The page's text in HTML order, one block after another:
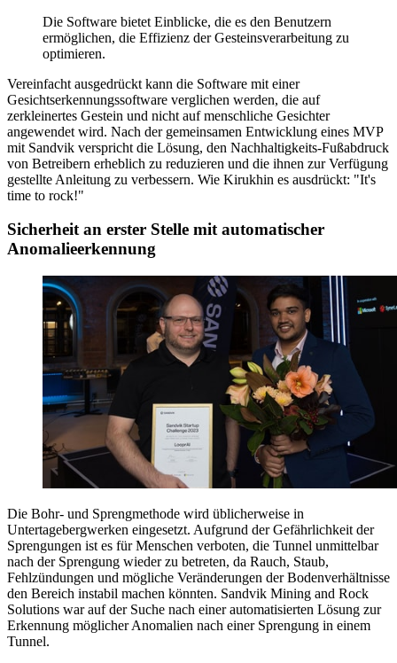
Die Software bietet Einblicke, die es den Benutzern
ermöglichen, die Effizienz der Gesteinsverarbeitung zu
optimieren.
Vereinfacht ausgedrückt kann die Software mit einer
Gesichtserkennungssoftware verglichen werden, die auf
zerkleinertes Gestein und nicht auf menschliche Gesichter
angewendet wird. Nach der gemeinsamen Entwicklung eines MVP
mit Sandvik verspricht die Lösung, den Nachhaltigkeits-Fußabdruck
von Betreibern erheblich zu reduzieren und die ihnen zur Verfügung
gestellte Anleitung zu verbessern. Wie Kirukhin es ausdrückt: "It's
time to rock!"
Sicherheit an erster Stelle mit automatischer
Anomalieerkennung
Die Bohr- und Sprengmethode wird üblicherweise in
Untertagebergwerken eingesetzt. Aufgrund der Gefährlichkeit der
Sprengungen ist es für Menschen verboten, die Tunnel unmittelbar
nach der Sprengung wieder zu betreten, da Rauch, Staub,
Fehlzündungen und mögliche Veränderungen der Bodenverhältnisse
den Bereich instabil machen könnten. Sandvik Mining and Rock
Solutions war auf der Suche nach einer automatisierten Lösung zur
Erkennung möglicher Anomalien nach einer Sprengung in einem
Tunnel.